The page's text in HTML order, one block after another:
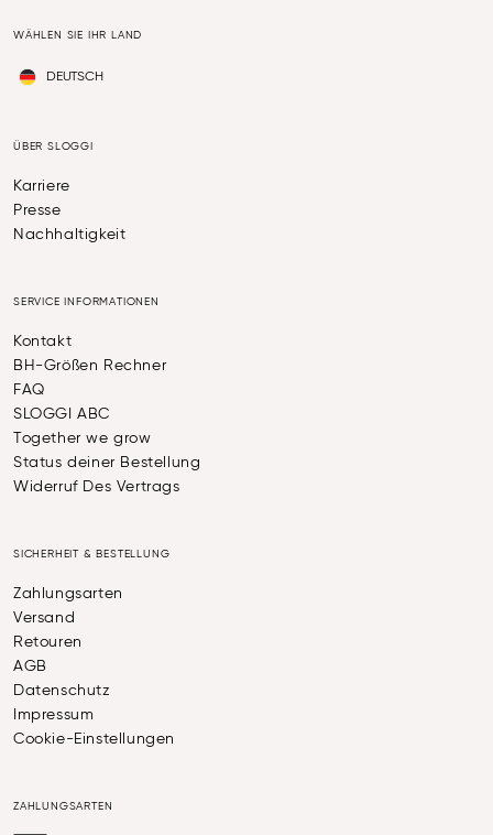
WÄHLEN SIE IHR LAND
DEUTSCH
ÜBER SLOGGI
Karriere
Presse
Nachhaltigkeit
SERVICE INFORMATIONEN
Kontakt
BH-Größen Rechner
FAQ
SLOGGI ABC
Together we grow
Status deiner Bestellung
Widerruf Des Vertrags
SICHERHEIT & BESTELLUNG
Zahlungsarten
Versand
Retouren
AGB
Datenschutz
Impressum
Cookie-Einstellungen
ZAHLUNGSARTEN